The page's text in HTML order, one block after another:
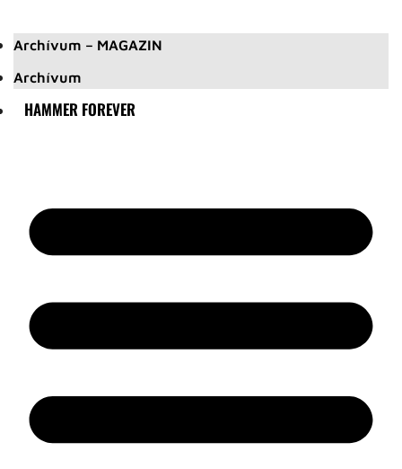
Archívum – MAGAZIN
Archívum
HAMMER FOREVER